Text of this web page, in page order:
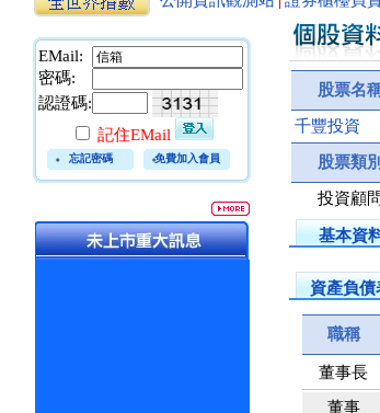
EMail:
密碼:
認證碼:
記住EMail
忘記密碼 免費加入會員
股票名
千豐投資
股票類別
投資顧問
基本資
資產負債
職稱
董事長
董事